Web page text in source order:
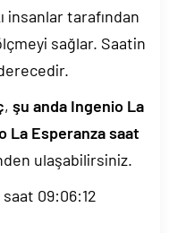
insanlar tarafından
sağlar. Saatin
, şu anda Ingenio La
La Esperanza saat
ulaşabilirsiniz.
saat 09:06:12